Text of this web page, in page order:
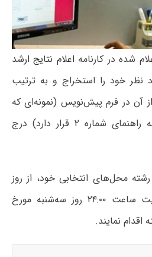
شده در کارنامه اعلام نتایج ارشد
نظر خود را استخراج و به ترتیب
آن در فرم پیش‌نویس (نمونه‌ای که
به همین منظور در دفترچه راهنمای شماره ۲ قرار دارد) درج
محل‌های انتخابی خود، از روز
‌شنبه مورخ ۹۹/۰۶/۱۵ لغایت ساعت ۲۴:۰۰ روز سه‌شنبه مورخ